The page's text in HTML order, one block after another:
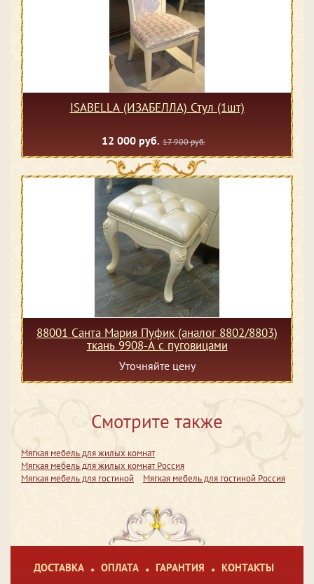
ISABELLA (ИЗАБЕЛЛА) Стул (1шт)
12 000 руб. 17 900 руб.
88001 Санта Мария Пуфик (аналог 8802/8803)
ткань 9908-А с пуговицами
Уточняйте цену
Смотрите также
Мягкая мебель для жилых комнат
Мягкая мебель для жилых комнат Россия
Мягкая мебель для гостиной
Мягкая мебель для гостиной Россия
ДОСТАВКА ОПЛАТА ГАРАНТИЯ КОНТАКТЫ